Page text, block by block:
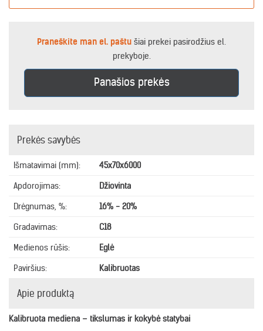
Praneškite man el. paštu šiai prekei pasirodžius el.
prekyboje.
Panašios prekės
Prekės savybės
Išmatavimai (mm):
45x70x6000
Apdorojimas:
Džiovinta
Drėgnumas, %:
16% - 20%
Gradavimas:
C18
Medienos rūšis:
Eglė
Paviršius:
Kalibruotas
Apie produktą
Kalibruota mediena – tikslumas ir kokybė statybai